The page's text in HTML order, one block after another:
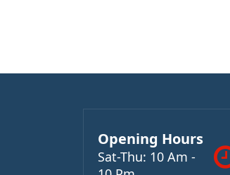
Opening Hours
Sat-Thu: 10 Am -